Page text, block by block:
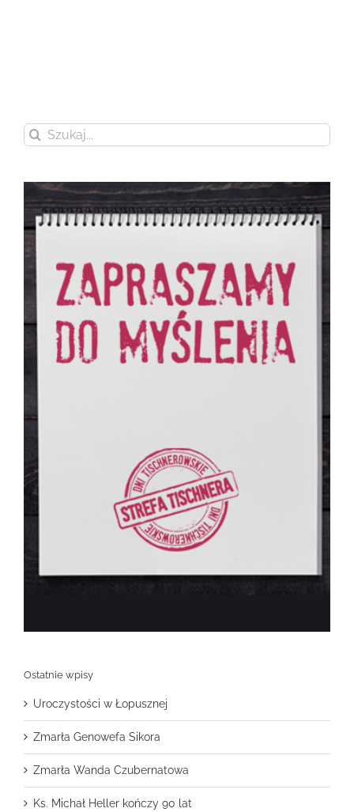
Szukaj
Ostatnie wpisy
Uroczystości w Łopusznej
Zmarła Genowefa Sikora
Zmarła Wanda Czubernatowa
Ks. Michał Heller kończy 90 lat